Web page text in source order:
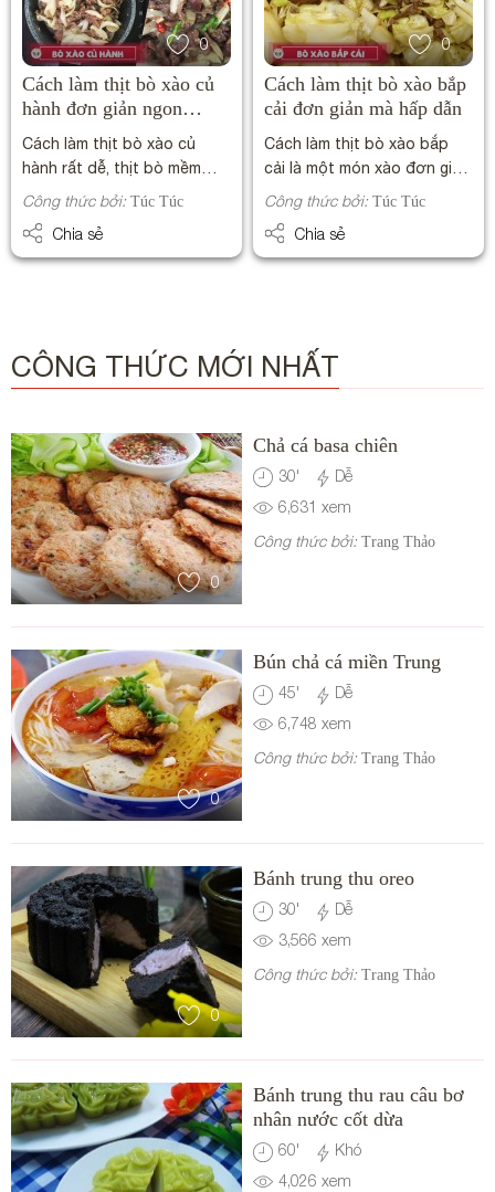
0
Cách làm thịt bò xào củ
hành đơn giản ngon
miệng
Cách làm thịt bò xào củ
hành rất dễ, thịt bò mềm
thơm kết hợp cùng củ hành
ngon miệng đấy!
Công thức bởi: Túc Túc
Chia sẻ
0
Cách làm thịt bò xào bắp
cải đơn giản mà hấp dẫn
Cách làm thịt bò xào bắp
cải là một món xào đơn giản
mà ai cũng làm được. Với cái
với bắp cải thanh mát món
ăn này tuy thanh đạm mà
Công thức bởi: Túc Túc
Chia sẻ
CÔNG THỨC MỚI NHẤT
0
Chả cá basa chiên
30'
Dễ
6,631 xem
Công thức bởi: Trang Thảo
0
Bún chả cá miền Trung
45'
Dễ
6,748 xem
Công thức bởi: Trang Thảo
0
Bánh trung thu oreo
30'
Dễ
3,566 xem
Công thức bởi: Trang Thảo
Bánh trung thu rau câu bơ
nhân nước cốt dừa
60'
Khó
4,026 xem